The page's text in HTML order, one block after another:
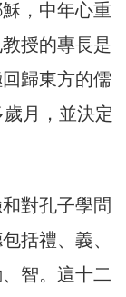
，中年心重
授的專長是
歸東方的儒
月，並決定
對孔子學問
括禮、義、
智。這十二